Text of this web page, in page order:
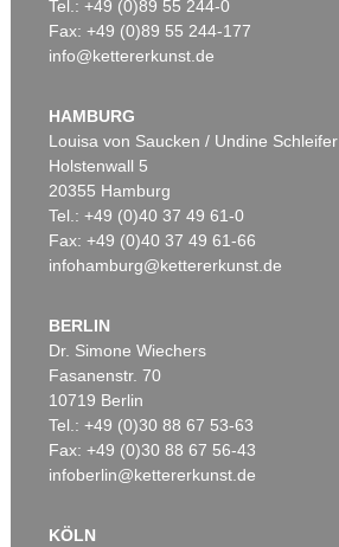
Tel.: +49 (0)89 55 244-0
Fax: +49 (0)89 55 244-177
info@kettererkunst.de
HAMBURG
Louisa von Saucken / Undine Schleifer
Holstenwall 5
20355 Hamburg
Tel.: +49 (0)40 37 49 61-0
Fax: +49 (0)40 37 49 61-66
infohamburg@kettererkunst.de
BERLIN
Dr. Simone Wiechers
Fasanenstr. 70
10719 Berlin
Tel.: +49 (0)30 88 67 53-63
Fax: +49 (0)30 88 67 56-43
infoberlin@kettererkunst.de
KÖLN